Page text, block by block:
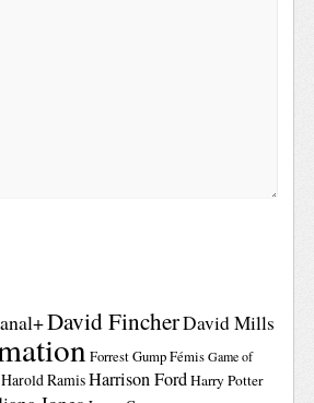
David FincherDavid Mills
Forrest GumpFémis Game of
Harold RamisHarrison FordHarry Potter